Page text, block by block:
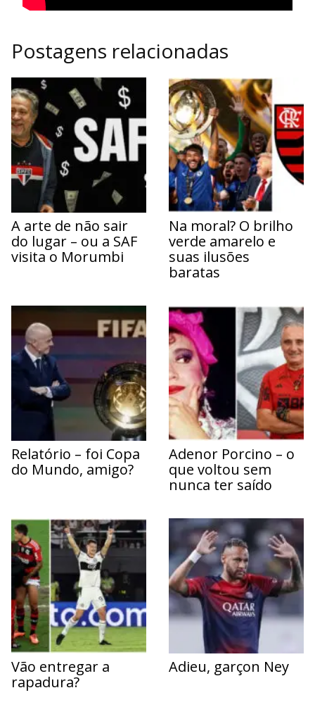
Postagens relacionadas
A arte de não sair
do lugar – ou a SAF
visita o Morumbi
Na moral? O brilho
verde amarelo e
suas ilusões
baratas
Relatório – foi Copa
do Mundo, amigo?
Adenor Porcino – o
que voltou sem
nunca ter saído
Vão entregar a
rapadura?
Adieu, garçon Ney